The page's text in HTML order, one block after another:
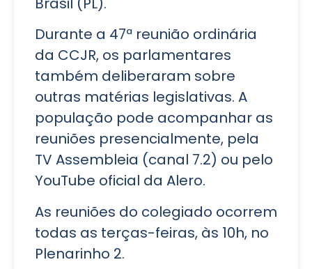
Durante a 47ª reunião ordinária
da CCJR, os parlamentares
também deliberaram sobre
outras matérias legislativas. A
população pode acompanhar as
reuniões presencialmente, pela
TV Assembleia (canal 7.2) ou pelo
YouTube oficial da Alero.
As reuniões do colegiado ocorrem
todas as terças-feiras, às 10h, no
Plenarinho 2.